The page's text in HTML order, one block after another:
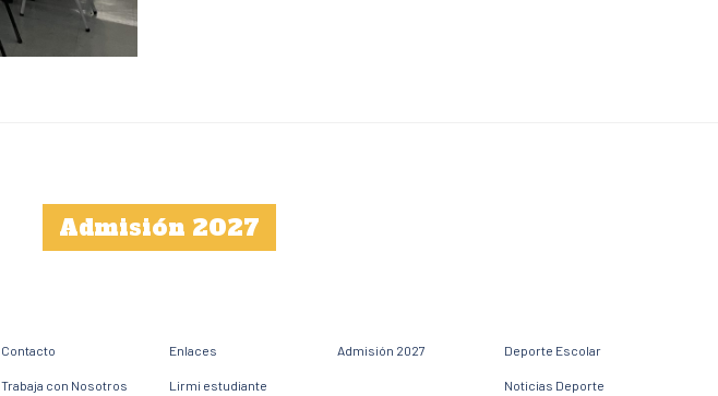
Admisión 2027
Contacto
Trabaja con Nosotros
Enlaces
Lirmi estudiante
Admisión 2027 Deporte Escolar
Noticias Deporte